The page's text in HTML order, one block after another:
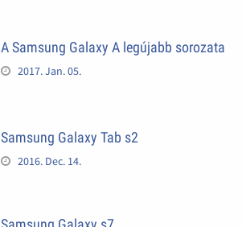
A Samsung Galaxy A legújabb sorozata
2017. Jan. 05.
Samsung Galaxy Tab s2
2016. Dec. 14.